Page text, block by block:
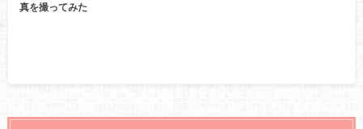
真を撮ってみた